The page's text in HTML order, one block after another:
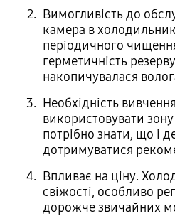
Вимогливість до
камера в
періодичного
герметичність
накопичувалася
Необхідність
використовувати
потрібно знати, що і
дотримуватися
Впливає на ціну.
свіжості, особливо
дорожче звичайних